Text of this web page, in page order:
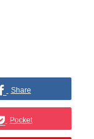
Share
Pocket